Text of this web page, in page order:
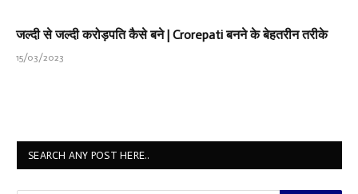
जल्दी से जल्दी करोड़पति कैसे बने | Crorepati बनने के बेहतरीन तरीके
15/03/2023
SEARCH ANY POST HERE..